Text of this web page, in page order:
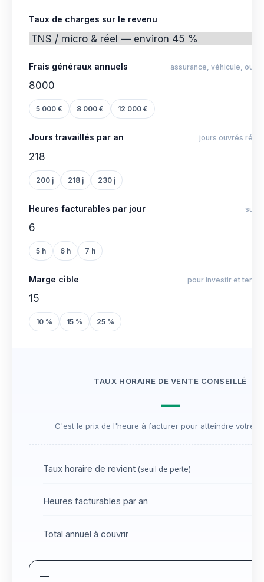
Taux de charges sur le revenu
Frais généraux annuels assurance, véhicule,
5 000 € 8 000 € 12 000 €
Jours travaillés par an jours ouvrés
200 j 218 j 230 j
Heures facturables par jour sur
5 h 6 h 7 h
Marge cible pour investir et tenir
10 % 15 % 25 %
TAUX HORAIRE DE VENTE CONSEILLÉ
—
C'est le prix de l'heure à facturer pour atteindre votre
Taux horaire de revient (seuil de perte)
Heures facturables par an
Total annuel à couvrir
—